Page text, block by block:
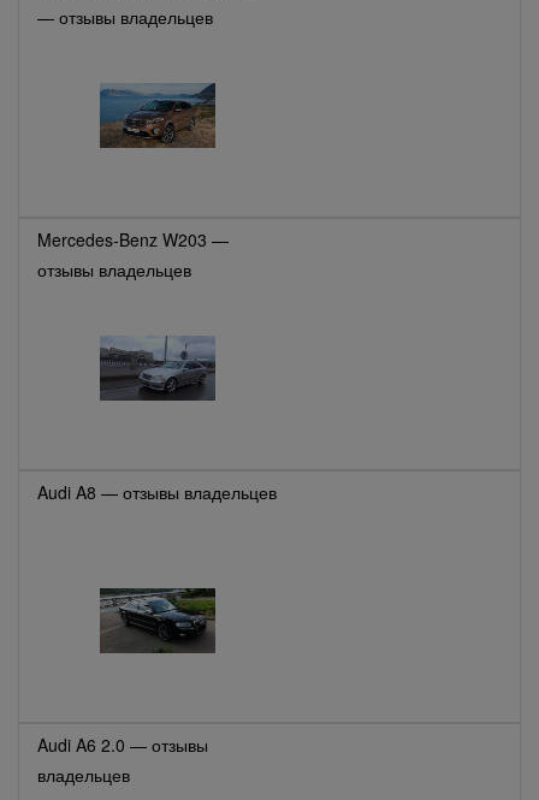
— отзывы владельцев
Mercedes-Benz W203 —
отзывы владельцев
Audi A8 — отзывы владельцев
Audi A6 2.0 — отзывы
владельцев